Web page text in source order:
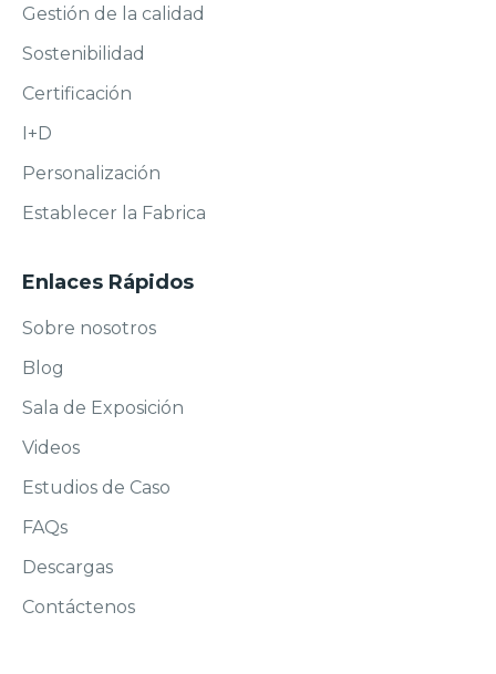
Gestión de la calidad
Sostenibilidad
Certificación
I+D
Personalización
Establecer la Fabrica
Enlaces Rápidos
Sobre nosotros
Blog
Sala de Exposición
Videos
Estudios de Caso
FAQs
Descargas
Contáctenos